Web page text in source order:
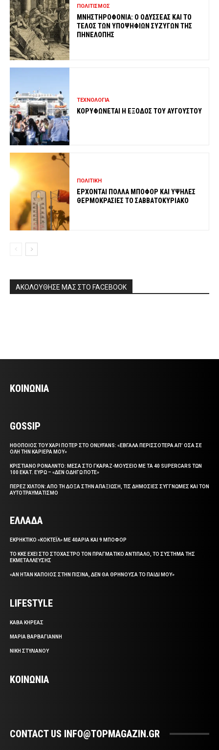
ΠΟΛΙΤΙΣΜΟΣ
ΜΝΗΣΤΗΡΟΦΟΝΙΑ: Ο ΟΔΥΣΣΕΑΣ ΚΑΙ ΤΟ
ΤΕΛΟΣ ΤΩΝ ΥΠΟΨΗΦΙΩΝ ΣΥΖΥΓΩΝ ΤΗΣ
ΠΗΝΕΛΟΠΗΣ
ΤΕΧΝΟΛΟΓΙΑ
ΚΟΡΥΦΩΝΕΤΑΙ Η ΕΞΟΔΟΣ ΤΟΥ ΑΥΓΟΥΣΤΟΥ
ΠΟΛΙΤΙΚΗ
ΕΡΧΟΝΤΑΙ ΠΟΛΛΑ ΜΠΟΦΟΡ ΚΑΙ ΥΨΗΛΕΣ
ΘΕΡΜΟΚΡΑΣΙΕΣ ΤΟ ΣΑΒΒΑΤΟΚΥΡΙΑΚΟ
ΑΚΟΛΟΥΘΗΣΕ ΜΑΣ ΣΤΟ FACEBOOK
ΚΟΙΝΩΝΙΑ
GOSSIP
ΗΘΟΠΟΙΟΣ ΤΟΥ ΧΑΡΙ ΠΟΤΕΡ ΣΤΟ ONLYFANS: «ΕΒΓΑΛΑ ΠΕΡΙΣΣΟΤΕΡΑ ΑΠ’ ΟΣΑ ΣΕ
ΟΛΗ ΤΗΝ ΚΑΡΙΕΡΑ ΜΟΥ»
ΚΡΙΣΤΙΑΝΟ ΡΟΝΑΛΝΤΟ: ΜΕΣΑ ΣΤΟ ΓΚΑΡΑΖ-ΜΟΥΣΕΙΟ ΜΕ ΤΑ 40 SUPERCARS ΤΩΝ
100 ΕΚΑΤ. ΕΥΡΩ – «ΔΕΝ ΟΔΗΓΩ ΠΟΤΕ»
ΠΕΡΕΖ ΧΙΛΤΟΝ: ΑΠΟ ΤΗ ΔΟΞΑ ΣΤΗΝ ΑΠΑΞΙΩΣΗ, ΤΙΣ ΔΗΜΟΣΙΕΣ ΣΥΓΓΝΩΜΕΣ ΚΑΙ ΤΟΝ
ΑΥΤΟΤΡΑΥΜΑΤΙΣΜΟ
ΕΛΛΑΔΑ
ΕΚΡΗΚΤΙΚΟ «ΚΟΚΤΕΪΛ» ΜΕ 40ΑΡΙΑ ΚΑΙ 9 ΜΠΟΦΟΡ
ΤΟ ΚΚΕ ΕΧΕΙ ΣΤΟ ΣΤΟΧΑΣΤΡΟ ΤΟΝ ΠΡΑΓΜΑΤΙΚΟ ΑΝΤΙΠΑΛΟ, ΤΟ ΣΥΣΤΗΜΑ ΤΗΣ
ΕΚΜΕΤΑΛΛΕΥΣΗΣ
«ΑΝ ΗΤΑΝ ΚΑΠΟΙΟΣ ΣΤΗΝ ΠΙΣΙΝΑ, ΔΕΝ ΘΑ ΘΡΗΝΟΥΣΑ ΤΟ ΠΑΙΔΙ ΜΟΥ»
LIFESTYLE
ΚΑΒΑ ΚΗΡΕΑΣ
ΜΑΡΙΑ ΒΑΡΒΑΓΙΑΝΝΗ
ΝΙΚΗ ΣΤΥΛΙΑΝΟΥ
ΚΟΙΝΩΝΙΑ
CONTACT US INFO@TOPMAGAZIN.GR